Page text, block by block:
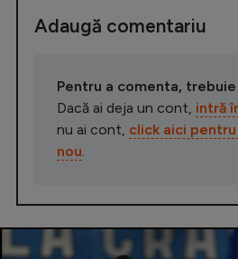
Adaugă comentariu
Pentru a comenta,
Dacă ai deja un cont, intră
nu ai cont, click aici
nou